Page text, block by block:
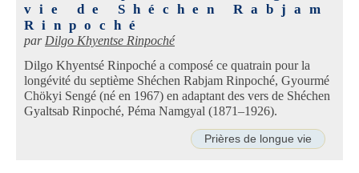
vie de Shéchen Rabjam
Rinpoché
parDilgo Khyentse Rinpoché
Dilgo Khyentsé Rinpoché a composé ce quatrain pour la
longévité du septième Shéchen Rabjam Rinpoché, Gyourmé
Chökyi Sengé (né en 1967) en adaptant des vers de Shéchen
Gyaltsab Rinpoché, Péma Namgyal (1871–1926).
Prières de longue vie